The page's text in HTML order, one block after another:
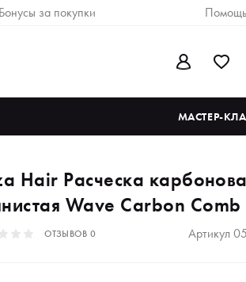
Бонусы за покупки Помощь
МАСТЕР-
Hair Расческа
Wave Carbon Comb
ОТЗЫВОВ 0 Артикул